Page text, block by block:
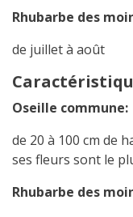
Rhubarbe des
de juillet à août
Oseille commune:
de 20 à 100 cm de
ses fleurs sont le
Rhubarbe des